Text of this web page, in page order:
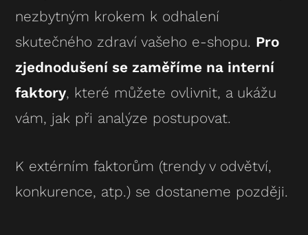
nezbytným krokem k odhalení
skutečného zdraví vašeho e-shopu. Pro
zjednodušení se zaměříme na interní
faktory, které můžete ovlivnit, a ukážu
vám, jak při analýze postupovat.
K extérním faktorům (trendy v odvětví,
konkurence, atp.) se dostaneme později.